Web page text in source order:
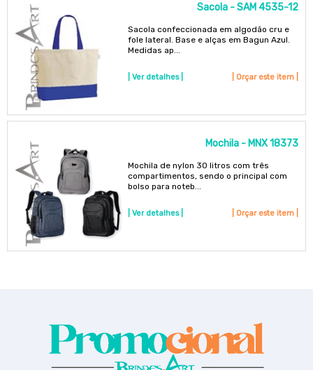
Sacola - SAM 4535-12
Sacola confeccionada em algodão cru e
fole lateral. Base e alças em Bagun Azul.
Medidas ap...
| Ver detalhes | | Orçar este item |
Mochila - MNX 18373
Mochila de nylon 30 litros com três
compartimentos, sendo o principal com
bolso para noteb...
| Ver detalhes | | Orçar este item |